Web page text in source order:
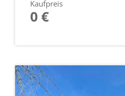
Kaufpreis
0 €